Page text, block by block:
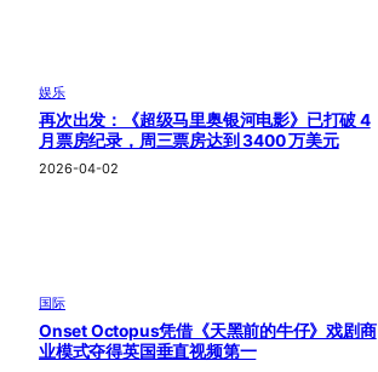
娱乐
再次出发：《超级马里奥银河电影》已打破 4
月票房纪录，周三票房达到 3400 万美元
2026-04-02
国际
Onset Octopus凭借《天黑前的牛仔》戏剧商
业模式夺得英国垂直视频第一